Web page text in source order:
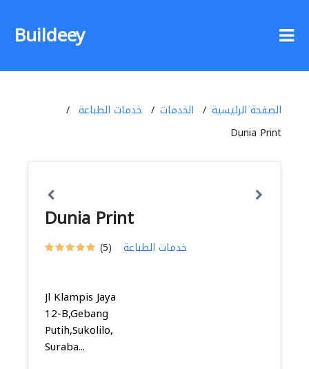
Buildeey
الصفحة الرئيسية الخدمات
خدمات الطباعة
Dunia Print
Dunia Print
(5) خدمات الطباعة
Jl Klampis Jaya
12-B,Gebang
Putih,Sukolilo,
Suraba...